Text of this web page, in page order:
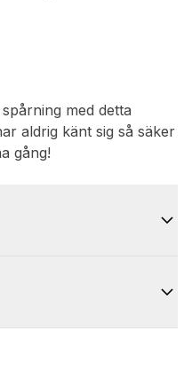
med detta
aldrig känt sig så säker
gång!